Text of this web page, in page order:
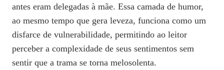
antes eram delegadas à mãe. Essa camada de humor,
ao mesmo tempo que gera leveza, funciona como um
disfarce de vulnerabilidade, permitindo ao leitor
perceber a complexidade de seus sentimentos sem
sentir que a trama se torna melosolenta.